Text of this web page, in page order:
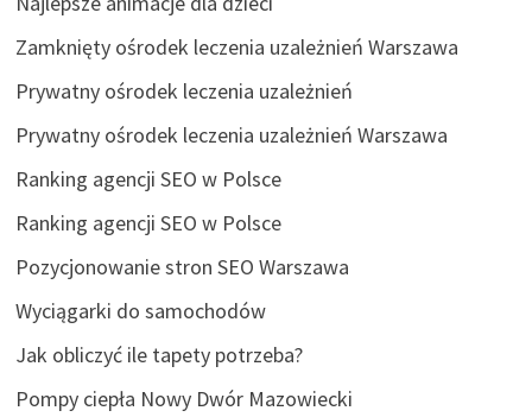
Zamknięty ośrodek leczenia uzależnień Warszawa
Prywatny ośrodek leczenia uzależnień
Prywatny ośrodek leczenia uzależnień Warszawa
Ranking agencji SEO w Polsce
Ranking agencji SEO w Polsce
Pozycjonowanie stron SEO Warszawa
Wyciągarki do samochodów
Jak obliczyć ile tapety potrzeba?
Pompy ciepła Nowy Dwór Mazowiecki